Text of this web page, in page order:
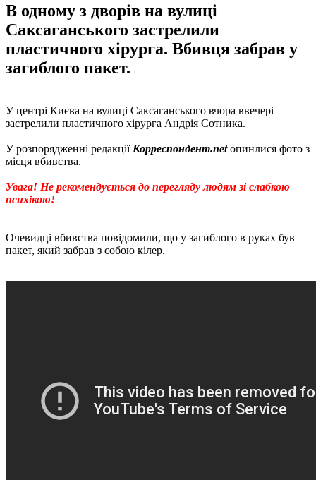
В одному з дворів на вулиці
Саксаганського застрелили
пластичного хірурга. Вбивця забрав у
загиблого пакет.
У центрі Києва на вулиці Саксаганського вчора ввечері
застрелили пластичного хірурга Андрія Сотника.
У розпорядженні редакції Корреспондент.netопинлися фото з
місця вбивства.
Увага! Не рекомендується до перегляду людям зі слабкою
психікою!
Очевидці вбивства повідомили, що у загиблого в руках був
пакет, який забрав з собою кілер.